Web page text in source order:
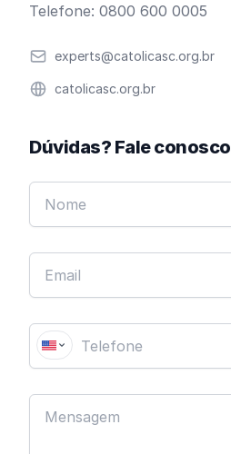
Telefone: 0800 600 0005
Emailexperts@catolicasc.org.br
Websitecatolicasc.org.br
Dúvidas? Fale conosco